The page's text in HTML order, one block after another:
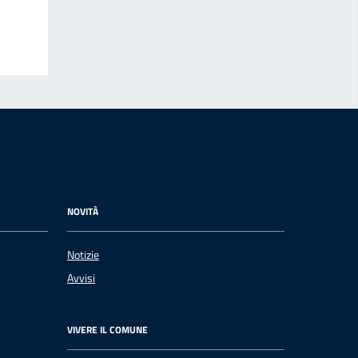
NOVITÀ
Notizie
Avvisi
VIVERE IL COMUNE